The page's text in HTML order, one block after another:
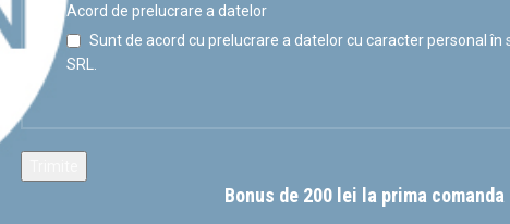
Acord de prelucrare a datelor
Sunt de acord cu prelucrare a datelor cu caracter personal în
SRL.
Bonus de 200 lei la prima
Termos Campo 1 litru
YEG18008-000